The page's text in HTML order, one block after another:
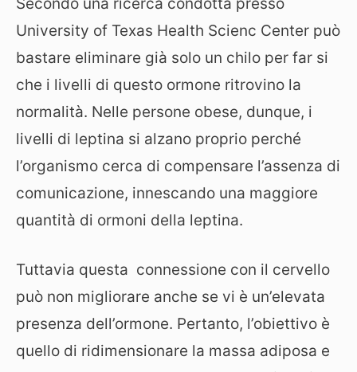
University of Texas Health Scienc Center può
bastare eliminare già solo un chilo per far si
che i livelli di questo ormone ritrovino la
normalità. Nelle persone obese, dunque, i
livelli di leptina si alzano proprio perché
l’organismo cerca di compensare l’assenza di
comunicazione, innescando una maggiore
quantità di ormoni della leptina.
Tuttavia questa connessione con il cervello
può non migliorare anche se vi è un’elevata
presenza dell’ormone. Pertanto, l’obiettivo è
quello di ridimensionare la massa adiposa e